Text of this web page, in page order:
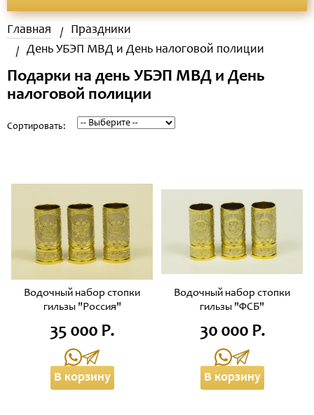
Главная
Праздники
День УБЭП МВД и День налоговой полиции
Подарки на день УБЭП МВД и День
налоговой полиции
Сортировать:
Водочный набор стопки
гильзы "Россия"
35 000 Р.
В корзину
Водочный набор стопки
гильзы "ФСБ"
30 000 Р.
В корзину